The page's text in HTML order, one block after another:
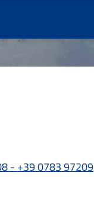
- +39 0783 97209